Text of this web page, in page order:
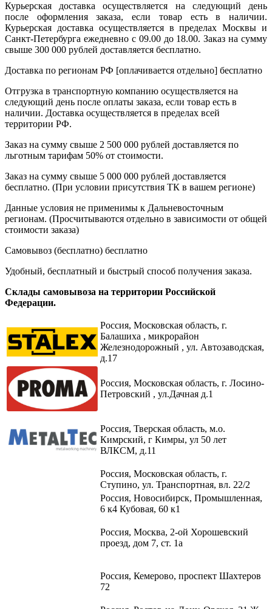
Курьерская доставка осуществляется на следующий день
после оформления заказа, если товар есть в наличии.
Курьерская доставка осуществляется в пределах Москвы и
Санкт-Петербурга ежедневно с 09.00 до 18.00. Заказ на сумму
свыше 300 000 рублей доставляется бесплатно.
Доставка по регионам РФ [оплачивается отдельно] бесплатно
Отгрузка в транспортную компанию осуществляется на
следующий день после оплаты заказа, если товар есть в
наличии. Доставка осуществляется в пределах всей
территории РФ.
Заказ на сумму свыше 2 500 000 рублей доставляется по
льготным тарифам 50% от стоимости.
Заказ на сумму свыше 5 000 000 рублей доставляется
бесплатно. (При условии присутствия ТК в вашем регионе)
Данные условия не применимы к Дальневосточным
регионам. (Просчитываются отдельно в зависимости от общей
стоимости заказа)
Самовывоз (бесплатно) бесплатно
Удобный, бесплатный и быстрый способ получения заказа.
Склады самовывоза на территории Российской
Федерации.
Россия, Московская область, г.
Балашиха , микрорайон
Железнодорожный , ул. Автозаводская,
д.17
Россия, Московская область, г. Лосино-
Петровский , ул.Дачная д.1
Россия, Тверская область, м.о.
Кимрский, г Кимры, ул 50 лет
ВЛКСМ, д.11
Россия, Московская область, г.
Ступино, ул. Транспортная, вл. 22/2​
Россия, Новосибирск, Промышленная,
6 к4 Кубовая, 60 к1​
Россия, Москва, 2-ой Хорошевский
проезд, дом 7, ст. 1а
Россия, Кемерово, проспект Шахтеров
72